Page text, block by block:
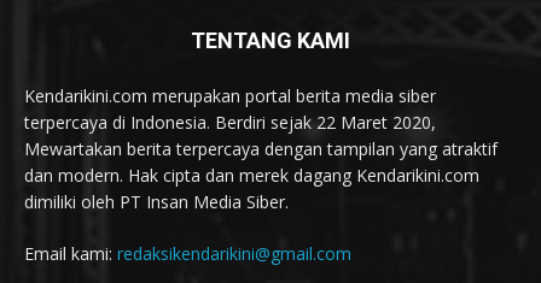
TENTANG KAMI
Kendarikini.com merupakan portal berita media siber
terpercaya di Indonesia. Berdiri sejak 22 Maret 2020,
Mewartakan berita terpercaya dengan tampilan yang atraktif
dan modern. Hak cipta dan merek dagang Kendarikini.com
dimiliki oleh PT Insan Media Siber.
Email kami: redaksikendarikini@gmail.com